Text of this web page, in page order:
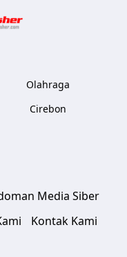
Olahraga
Cirebon
Media Siber
Kontak Kami